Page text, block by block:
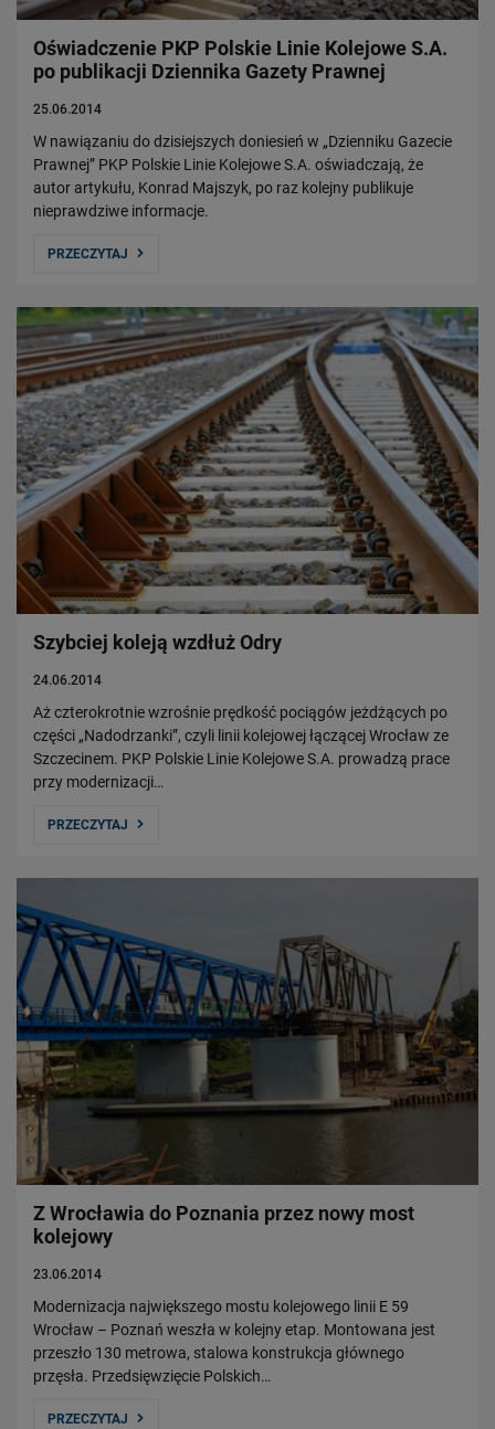
Oświadczenie PKP Polskie Linie Kolejowe S.A.
po publikacji Dziennika Gazety Prawnej
25.06.2014
W nawiązaniu do dzisiejszych doniesień w „Dzienniku Gazecie
Prawnej” PKP Polskie Linie Kolejowe S.A. oświadczają, że
autor artykułu, Konrad Majszyk, po raz kolejny publikuje
nieprawdziwe informacje.
PRZECZYTAJ
Szybciej koleją wzdłuż Odry
24.06.2014
Aż czterokrotnie wzrośnie prędkość pociągów jeżdżących po
części „Nadodrzanki”, czyli linii kolejowej łączącej Wrocław ze
Szczecinem. PKP Polskie Linie Kolejowe S.A. prowadzą prace
przy modernizacji…
PRZECZYTAJ
Z Wrocławia do Poznania przez nowy most
kolejowy
23.06.2014
Modernizacja największego mostu kolejowego linii E 59
Wrocław – Poznań weszła w kolejny etap. Montowana jest
przeszło 130 metrowa, stalowa konstrukcja głównego
przęsła. Przedsięwzięcie Polskich…
PRZECZYTAJ